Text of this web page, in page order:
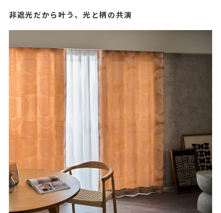
非遮光だから叶う、光と柄の共演